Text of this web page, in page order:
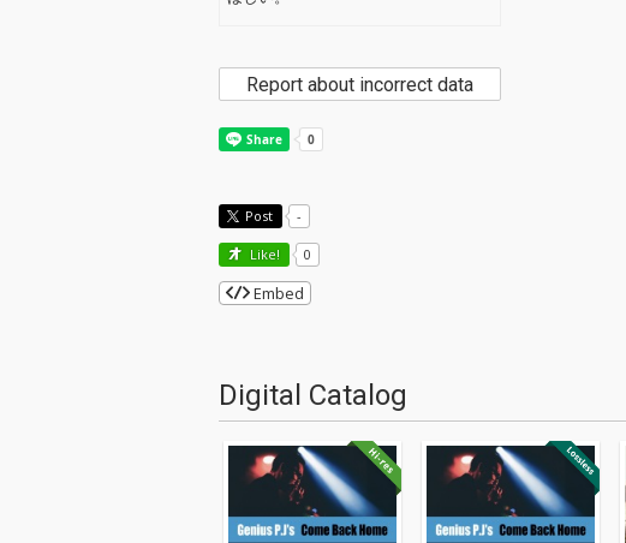
Report about incorrect data
Post -
Like! 0
Embed
Digital Catalog